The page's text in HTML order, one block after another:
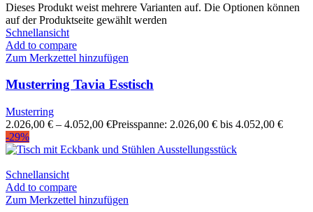
Dieses Produkt weist mehrere Varianten auf. Die Optionen können
auf der Produktseite gewählt werden
Schnellansicht
Add to compare
Zum Merkzettel hinzufügen
Musterring Tavia Esstisch
Musterring
2.026,00 € – 4.052,00 €Preisspanne: 2.026,00 € bis 4.052,00 €
-29%
Schnellansicht
Add to compare
Zum Merkzettel hinzufügen